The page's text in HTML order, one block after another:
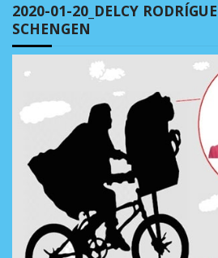
2020-01-20_DELCY
SCHENGEN